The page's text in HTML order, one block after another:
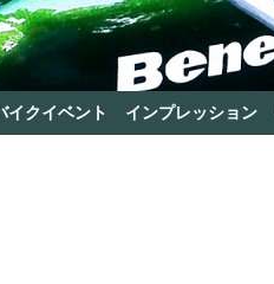
イクイベント インプレッション